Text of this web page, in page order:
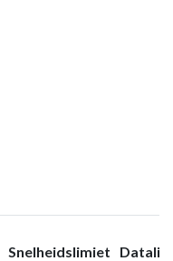
Snelheidslimiet